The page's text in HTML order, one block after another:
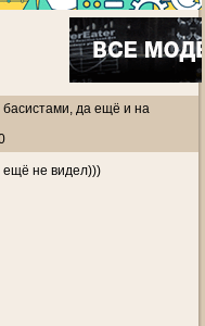
басистами, да ещё и на
ещё не видел)))